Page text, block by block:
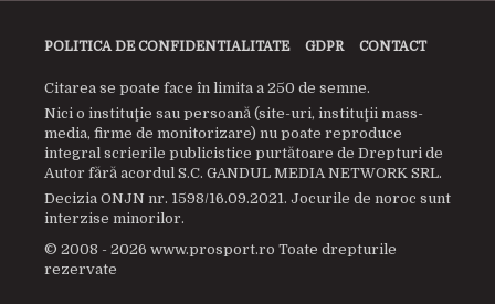
POLITICA DE CONFIDENTIALITATE GDPR CONTACT
Citarea se poate face în limita a 250 de semne.
Nici o instituţie sau persoană (site-uri, instituţii mass-
media, firme de monitorizare) nu poate reproduce
integral scrierile publicistice purtătoare de Drepturi de
Autor fără acordul S.C. GANDUL MEDIA NETWORK SRL.
Decizia ONJN nr. 1598/16.09.2021. Jocurile de noroc sunt
interzise minorilor.
© 2008 - 2026 www.prosport.ro Toate drepturile
rezervate